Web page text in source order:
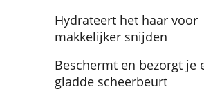
Hydrateert het haar voor
makkelijker snijden
Beschermt en bezorgt je
gladde scheerbeurt